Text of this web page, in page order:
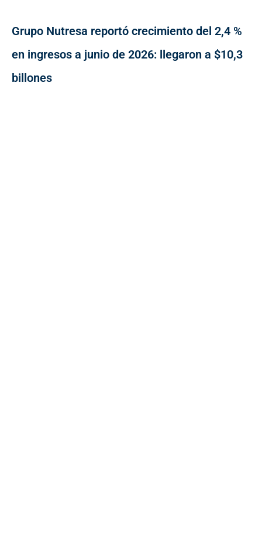
Grupo Nutresa reportó crecimiento del 2,4 %
en ingresos a junio de 2026: llegaron a $10,3
billones